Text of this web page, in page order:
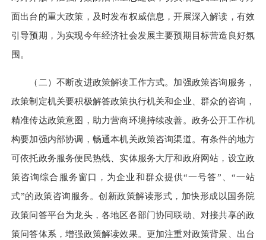
面出台的重大政策，及时发布权威信息，开展深入解读，有效
引导预期，为实现今年经济社会发展主要预期目标营造良好氛
围。
（二）不断改进政策解读工作方式。 加强政策咨询服务，
政策制定机关要积极解答政策执行机关和企业、群众的咨询，
精准传达政策意图，助力营商环境持续改善。政务公开工作机
构要加强内部协调，畅通本机关政策咨询渠道。有条件的地方
可依托政务服务便民热线、实体服务大厅和政府网站，设立政
策咨询综合服务窗口，为企业和群众提供“一号答”、“一站
式”的政策咨询服务。创新政策解读形式，加快形成以国务院
政策问答平台为龙头，各地区各部门协同联动、对接共享的政
策问答体系，增强政策解读效果。更加注重对政策背景、出台